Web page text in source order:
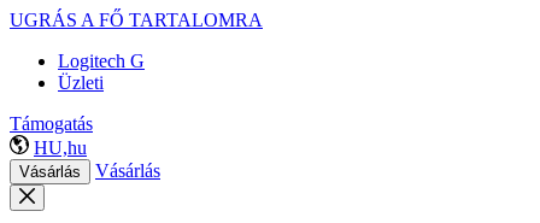
UGRÁS A FŐ TARTALOMRA
Logitech G
Üzleti
Támogatás
HU,hu
Vásárlás Vásárlás